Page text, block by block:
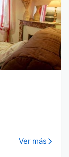
Ver más